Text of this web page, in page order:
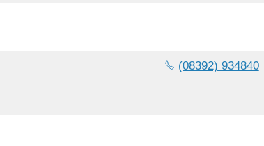
(08392) 934840